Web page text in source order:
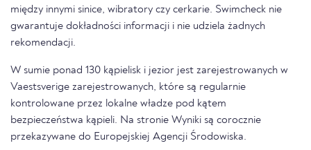
między innymi sinice, wibratory czy cerkarie. Swimcheck nie
gwarantuje dokładności informacji i nie udziela żadnych
rekomendacji.
W sumie ponad 130 kąpielisk i jezior jest zarejestrowanych w
Vaestsverige zarejestrowanych, które są regularnie
kontrolowane przez lokalne władze pod kątem
bezpieczeństwa kąpieli. Na stronie Wyniki są corocznie
przekazywane do Europejskiej Agencji Środowiska.